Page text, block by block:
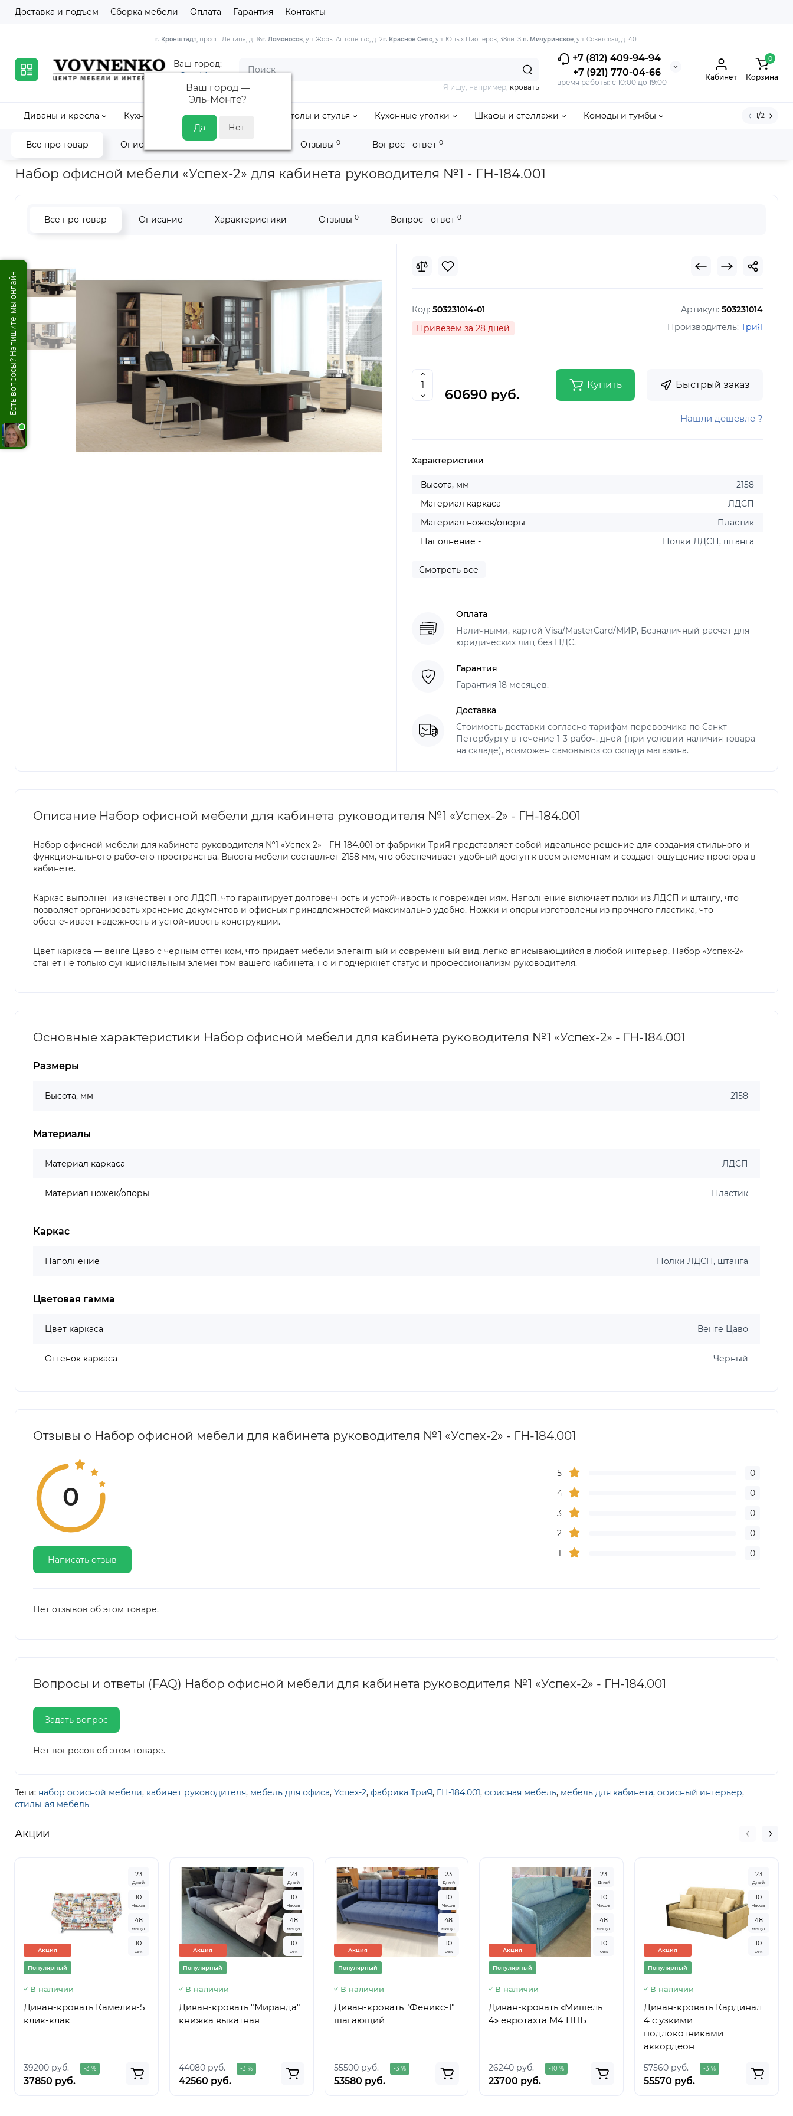
Доставка и подъем Сборка мебели Оплата Гарантия Контакты
Ваш город:
Эль-Монте
Ваш город —
Эль-Монте?
г. Кронштадт, просп. Ленина, д. 16г. Ломоносов, ул. Жоры Антоненко, д. 2г. Красное Село, ул. Юных Пионеров, 38литЗ п. Мичуринское, ул. Советская, д. 40
+7 (812) 409-94-94
+7 (921) 770-04-66
время работы: с 10:00 до 19:00
Я ищу, например, кровать
Кабинет
0
Корзина
Диваны и кресла Кухни Кровати и матрасы Столы и стулья Кухонные уголки Шкафы и стеллажи Комоды и тумбы 1/2
Все про товар Описание Отзывы 0 Вопрос - ответ 0
Главная Офис Модульная офисная мебель Успех-2 Набор офисной мебели для кабинета руководителя №1 «Успех-2» - ГН-184.001
Набор офисной мебели «Успех-2» для кабинета руководителя №1 - ГН-184.001
Все про товар Описание Характеристики Отзывы 0 Вопрос - ответ 0
Код: 503231014-01 Артикул: 503231014
Производитель: ТриЯ
Привезем за 28 дней
60690 руб.
Купить Быстрый заказ
Нашли дешевле ?
Характеристики
Высота, мм -
2158
Материал каркаса -
ЛДСП
Материал ножек/опоры -
Пластик
Наполнение -
Полки ЛДСП, штанга
Смотреть все
Оплата
Наличными, картой Visa/MasterCard/МИР, Безналичный расчет для
юридических лиц без НДС.
Гарантия
Гарантия 18 месяцев.
Доставка
Стоимость доставки согласно тарифам перевозчика по Санкт-
Петербургу в течение 1-3 рабоч. дней (при условии наличия товара
на складе), возможен самовывоз со склада магазина.
Описание Набор офисной мебели для кабинета руководителя №1 «Успех-2» - ГН-184.001
Набор офисной мебели для кабинета руководителя №1 «Успех-2» - ГН-184.001 от фабрики ТриЯ представляет собой идеальное решение для создания стильного и
функционального рабочего пространства. Высота мебели составляет 2158 мм, что обеспечивает удобный доступ к всем элементам и создает ощущение простора в
кабинете.
Каркас выполнен из качественного ЛДСП, что гарантирует долговечность и устойчивость к повреждениям. Наполнение включает полки из ЛДСП и штангу, что
позволяет организовать хранение документов и офисных принадлежностей максимально удобно. Ножки и опоры изготовлены из прочного пластика, что
обеспечивает надежность и устойчивость конструкции.
Цвет каркаса — венге Цаво с черным оттенком, что придает мебели элегантный и современный вид, легко вписывающийся в любой интерьер. Набор «Успех-2»
станет не только функциональным элементом вашего кабинета, но и подчеркнет статус и профессионализм руководителя.
Основные характеристики Набор офисной мебели для кабинета руководителя №1 «Успех-2» - ГН-184.001
Размеры
Высота, мм 2158
Материалы
Материал каркаса ЛДСП
Материал ножек/опоры Пластик
Каркас
Наполнение Полки ЛДСП, штанга
Цветовая гамма
Цвет каркаса Венге Цаво
Оттенок каркаса Черный
Отзывы о Набор офисной мебели для кабинета руководителя №1 «Успех-2» - ГН-184.001
0
Написать отзыв
5
0
4
0
3
0
2
0
1
0
Нет отзывов об этом товаре.
Вопросы и ответы (FAQ) Набор офисной мебели для кабинета руководителя №1 «Успех-2» - ГН-184.001
Задать вопрос
Нет вопросов об этом товаре.
Теги: набор офисной мебели, кабинет руководителя, мебель для офиса, Успех-2, фабрика ТриЯ, ГН-184.001, офисная мебель, мебель для кабинета, офисный интерьер,
стильная мебель
Акции
Акция
Популярный
23
Дней
10
Часов
48
минут
09
сек
В наличии
Диван-кровать Камелия-5
клик-клак
39200 руб. -3 %
37850 руб.
Акция
Популярный
23
Дней
10
Часов
48
минут
09
сек
В наличии
Диван-кровать "Миранда"
книжка выкатная
44080 руб. -3 %
42560 руб.
Акция
Популярный
23
Дней
10
Часов
48
минут
09
сек
В наличии
Диван-кровать "Феникс-1"
шагающий
55500 руб. -3 %
53580 руб.
Акция
Популярный
23
Дней
10
Часов
48
минут
09
сек
В наличии
Диван-кровать «Мишель
4» евротахта М4 НПБ
26240 руб. -10 %
23700 руб.
Акция
Популярный
23
Дней
10
Часов
48
минут
09
сек
В наличии
Диван-кровать Кардинал
4 с узкими
подлокотниками
аккордеон
57560 руб. -3 %
55570 руб.
Есть вопросы? Напишите, мы онлайн